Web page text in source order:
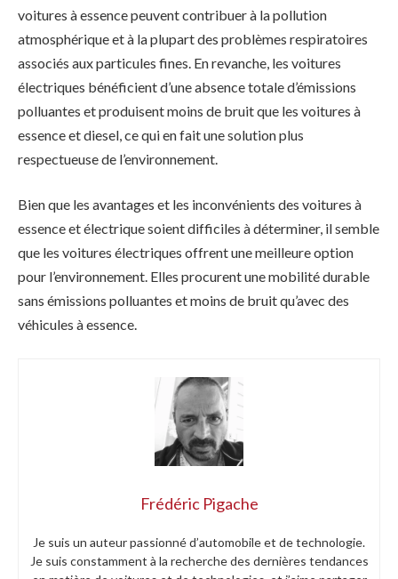
voitures à essence peuvent contribuer à la pollution
atmosphérique et à la plupart des problèmes respiratoires
associés aux particules fines. En revanche, les voitures
électriques bénéficient d’une absence totale d’émissions
polluantes et produisent moins de bruit que les voitures à
essence et diesel, ce qui en fait une solution plus
respectueuse de l’environnement.
Bien que les avantages et les inconvénients des voitures à
essence et électrique soient difficiles à déterminer, il semble
que les voitures électriques offrent une meilleure option
pour l’environnement. Elles procurent une mobilité durable
sans émissions polluantes et moins de bruit qu’avec des
véhicules à essence.
Frédéric Pigache
Je suis un auteur passionné d’automobile et de technologie.
Je suis constamment à la recherche des dernières tendances